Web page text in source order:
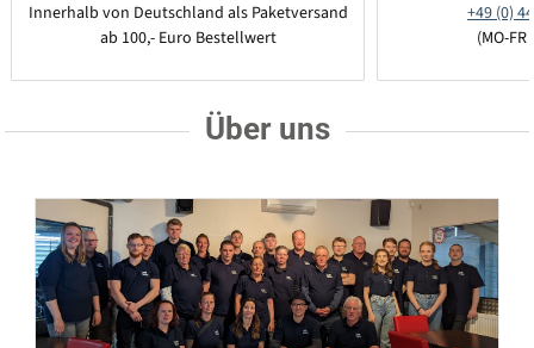
Innerhalb von Deutschland als Paketversand
ab 100,- Euro Bestellwert
+49 (0)
(MO-
Über uns